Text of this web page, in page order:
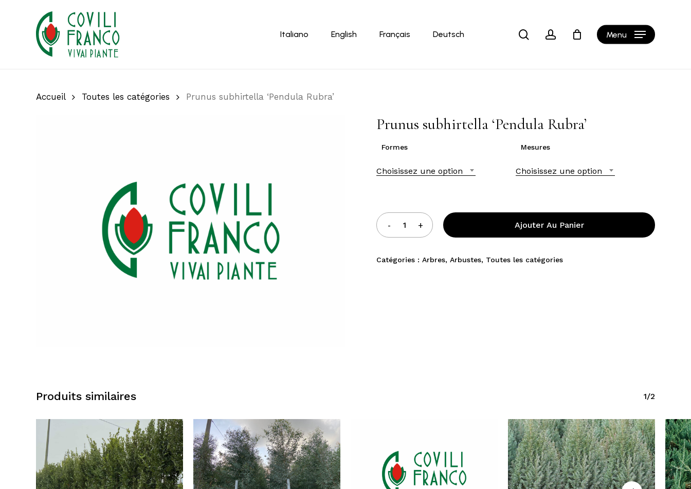
Italiano English Français Deutsch searchaccount Menu Cart
Accueil Toutes les catégories Prunus subhirtella ‘Pendula Rubra’
Prunus subhirtella ‘Pendula Rubra’
Formes
Choisissez une option
Mesures
Choisissez une option
Ajouter Au Panier
Catégories :Arbres,Arbustes, Toutes les catégories
Produits similaires 1/2